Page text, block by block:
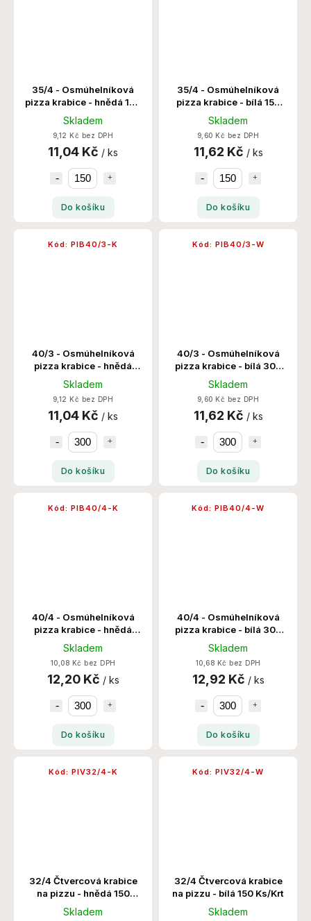
35/4 - Osmúhelníková
pizza krabice - hnědá 150
Ks/Krt
Skladem
9,12 Kč bez DPH
11,04 Kč / ks
Do košíku
35/4 - Osmúhelníková
pizza krabice - bílá 150
Ks/Krt
Skladem
9,60 Kč bez DPH
11,62 Kč / ks
Do košíku
40/3 - Osmúhelníková
pizza krabice - hnědá
300 Ks/Krt
Skladem
9,12 Kč bez DPH
11,04 Kč / ks
Do košíku
Kód: PIB40/3-K
40/3 - Osmúhelníková
pizza krabice - bílá 300
Ks/Krt
Skladem
9,60 Kč bez DPH
11,62 Kč / ks
Do košíku
Kód: PIB40/3-W
40/4 - Osmúhelníková
pizza krabice - hnědá
300 Ks/Krt
Skladem
10,08 Kč bez DPH
12,20 Kč / ks
Do košíku
Kód: PIB40/4-K
40/4 - Osmúhelníková
pizza krabice - bílá 300
Ks/Krt
Skladem
10,68 Kč bez DPH
12,92 Kč / ks
Do košíku
Kód: PIB40/4-W
32/4 Čtvercová krabice
na pizzu - hnědá 150
Ks/Krt
Skladem
Kód: PIV32/4-K
32/4 Čtvercová krabice
na pizzu - bílá 150 Ks/Krt
Skladem
Kód: PIV32/4-W